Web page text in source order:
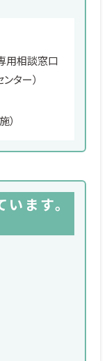
用相談窓口
ター）
）
ます。